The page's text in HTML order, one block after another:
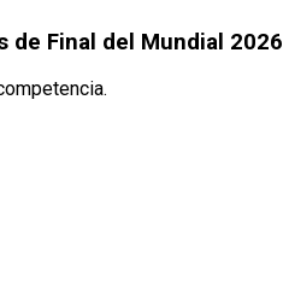
de Final del Mundial 2026